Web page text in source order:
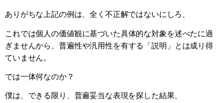
ありがちな上記の例は、全く不正解ではないにしろ、
これでは個人の価値観に基づいた具体的な対象を述べたに過
ぎませんから、普遍性や汎用性を有する「説明」とは成り得
ていません。
では一体何なのか？
僕は、できる限り、普遍妥当な表現を探した結果、